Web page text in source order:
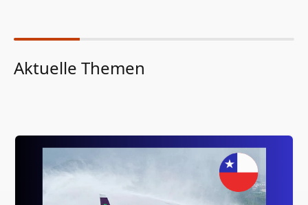
Aktuelle Themen